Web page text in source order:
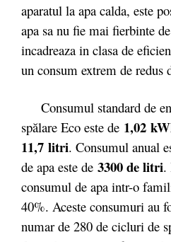
aparatul la apa calda, este
apa sa nu fie mai fierbinte
incadreaza in clasa de
un consum extrem de redus
Consumul standard de
spălare Eco este de 1,02
11,7 litri. Consumul anual
de apa este de 3300 de litri.
consumul de apa intr-o
40%. Aceste consumuri au
numar de 280 de cicluri de